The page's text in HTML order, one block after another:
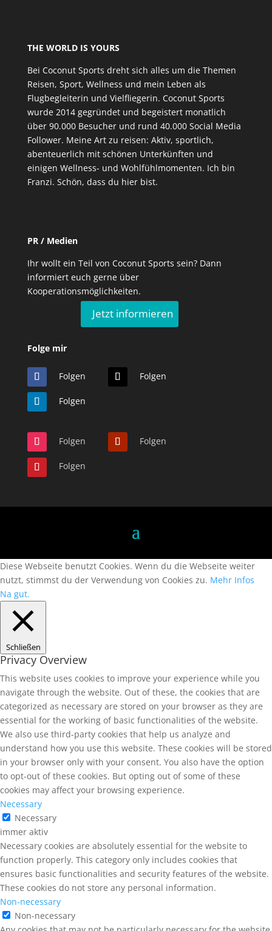
THE WORLD IS YOURS
Bei Coconut Sports dreht sich alles um die Themen
Reisen, Sport, Wellness und mein Leben als
Flugbegleiterin und Vielfliegerin. Coconut Sports
wurde 2014 gegründet und begeistert monatlich
über 90.000 Besucher und rund 40.000 Social Media
Follower. Meine Art zu reisen: Aktiv, sportlich,
abenteuerlich mit schönen Unterkünften und
einigen Wellness- und Wohlfühlmomenten. Ich bin
Franzi. Schön, dass du hier bist.
PR / Medien
Ihr wollt ein Teil von Coconut Sports sein? Dann
informiert euch gerne über
Kooperationsmöglichkeiten.
Jetzt informieren
Folge mir
Folgen Folgen
Folgen
Folgen Folgen
Folgen
Diese Webseite benutzt Cookies. Wenn du die Webseite weiter
nutzt, stimmst du der Verwendung von Cookies zu. Mehr Infos
Na gut.
Schließen
Privacy Overview
This website uses cookies to improve your experience while you
navigate through the website. Out of these, the cookies that are
categorized as necessary are stored on your browser as they are
essential for the working of basic functionalities of the website.
We also use third-party cookies that help us analyze and
understand how you use this website. These cookies will be stored
in your browser only with your consent. You also have the option
to opt-out of these cookies. But opting out of some of these
cookies may affect your browsing experience.
Necessary
Necessary
immer aktiv
Necessary cookies are absolutely essential for the website to
function properly. This category only includes cookies that
ensures basic functionalities and security features of the website.
These cookies do not store any personal information.
Non-necessary
Non-necessary